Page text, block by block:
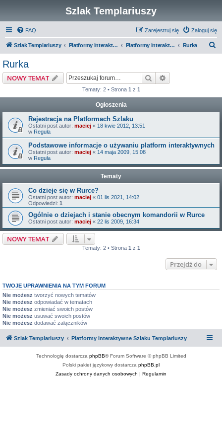
Szlak Templariuszy
FAQ Zaloguj się
Zarejestruj się
Szlak Templariuszy Platformy interaktywne Szlaku Templariuszy Platformy interaktywne - Miejsca związane z Templariuszami Rurka
Rurka
NOWY TEMAT Szukaj
Tematy: 2 • Strona 1 z 1
Ogłoszenia
Rejestracja na Platformach Szlaku
Ostatni post autor: maciej « 18 kwie 2012, 13:51
w Reguła
Podstawowe informacje o używaniu platform interaktywnych
Ostatni post autor: maciej « 14 maja 2009, 15:08
w Reguła
Tematy
Co dzieje się w Rurce?
Ostatni post autor: maciej « 01 lis 2021, 14:02
Odpowiedzi: 1
Ogólnie o dziejach i stanie obecnym komandorii w Rurce
Ostatni post autor: maciej « 22 lis 2009, 16:34
NOWY TEMAT
Tematy: 2 • Strona 1 z 1
Przejdź do
TWOJE UPRAWNIENIA NA TYM FORUM
Nie możesz tworzyć nowych tematów
Nie możesz odpowiadać w tematach
Nie możesz zmieniać swoich postów
Nie możesz usuwać swoich postów
Nie możesz dodawać załączników
Szlak Templariuszy Platformy interaktywne Szlaku Templariuszy
Technologię dostarcza phpBB® Forum Software © phpBB Limited
Polski pakiet językowy dostarcza phpBB.pl
Zasady ochrony danych osobowych | Regulamin